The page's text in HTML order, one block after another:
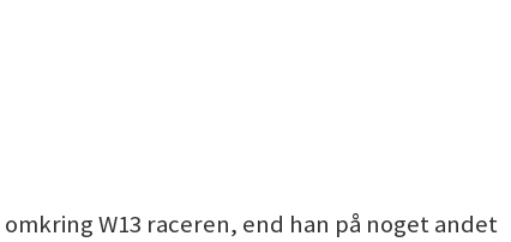
W13 raceren, end han på noget andet